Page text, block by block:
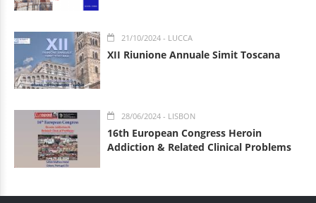
21/10/2024 - LUCCA
XII Riunione Annuale Simit Toscana
28/06/2024 - LISBON
16th European Congress Heroin
Addiction & Related Clinical Problems